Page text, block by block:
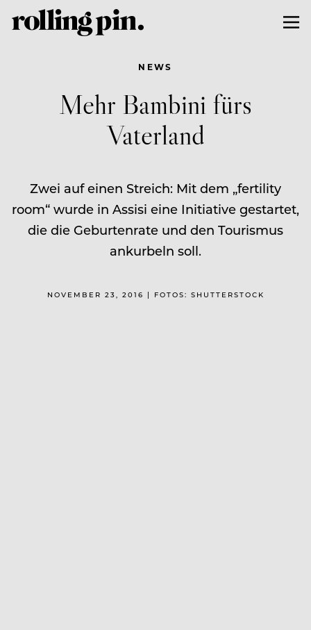
NEWS
Mehr Bambini fürs
Vaterland
Zwei auf einen Streich: Mit dem „fertility
room“ wurde in Assisi eine Initiative gestartet,
die die Geburtenrate und den Tourismus
ankurbeln soll.
NOVEMBER 23, 2016 | FOTOS: SHUTTERSTOCK